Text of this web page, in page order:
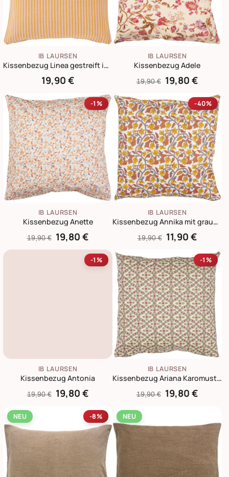
IB LAURSEN
Kissenbezug Linea gestreift in Senfgelb & Hellrosa
19,90 €
IB LAURSEN
Kissenbezug Adele
19,90 € 19,80 €
-1%
IB LAURSEN
Kissenbezug Anette
19,90 € 19,80 €
-40%
IB LAURSEN
Kissenbezug Annika mit grauen, gelben und orangen Weinreben
19,90 € 11,90 €
-1%
IB LAURSEN
Kissenbezug Antonia
19,90 € 19,80 €
-1%
IB LAURSEN
Kissenbezug Ariana Karomuster
19,90 € 19,80 €
NEU -8% NEU